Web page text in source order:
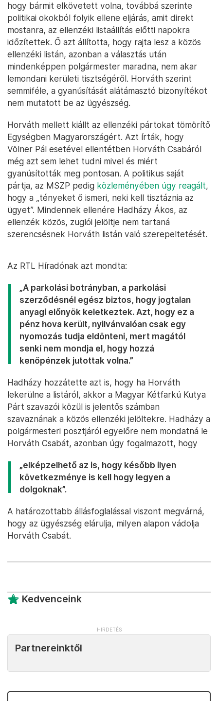
hogy bármit elkövetett volna, továbbá szerinte
politikai okokból folyik ellene eljárás, amit direkt
mostanra, az ellenzéki listaállítás előtti napokra
időzítettek. Ő azt állította, hogy rajta lesz a közös
ellenzéki listán, azonban a választás után
mindenképpen polgármester maradna, nem akar
lemondani kerületi tisztségéről. Horváth szerint
semmiféle, a gyanúsítását alátámasztó bizonyítékot
nem mutatott be az ügyészség.
Horváth mellett kiállt az ellenzéki pártokat tömörítő
Egységben Magyarországért. Azt írták, hogy
Völner Pál esetével ellentétben Horváth Csabáról
még azt sem lehet tudni mivel és miért
gyanúsították meg pontosan. A politikus saját
pártja, az MSZP pedig közleményében úgy reagált,
hogy a „tényeket ő ismeri, neki kell tisztáznia az
ügyet”. Mindennek ellenére Hadházy Ákos, az
ellenzék közös, zuglói jelöltje nem tartaná
szerencsésnek Horváth listán való szerepeltetését.
Az RTL Híradónak azt mondta:
„A parkolási botrányban, a parkolási
szerződésnél egész biztos, hogy jogtalan
anyagi előnyök keletkeztek. Azt, hogy ez a
pénz hova került, nyilvánvalóan csak egy
nyomozás tudja eldönteni, mert magától
senki nem mondja el, hogy hozzá
kenőpénzek jutottak volna.”
Hadházy hozzátette azt is, hogy ha Horváth
lekerülne a listáról, akkor a Magyar Kétfarkú Kutya
Párt szavazói közül is jelentős számban
szavaznának a közös ellenzéki jelöltekre. Hadházy a
polgármesteri posztjáról egyelőre nem mondatná le
Horváth Csabát, azonban úgy fogalmazott, hogy
„elképzelhető az is, hogy később ilyen
következménye is kell hogy legyen a
dolgoknak”.
A határozottabb állásfoglalással viszont megvárná,
hogy az ügyészség elárulja, milyen alapon vádolja
Horváth Csabát.
Kedvenceink
Partnereinktől